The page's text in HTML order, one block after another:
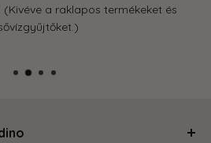
termékeket és